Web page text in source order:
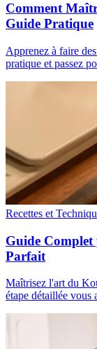
Comment
Guide Pratique
Apprenez à faire
pratique et passez
Recettes et
Guide
Parfait
Maîtrisez l'art du
étape détaillée vous